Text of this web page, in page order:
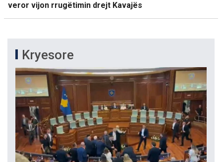
veror vijon rrugëtimin drejt Kavajës
Kryesore